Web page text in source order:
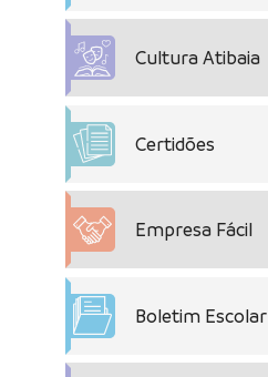
Cultura Atibaia
Certidões
Empresa Fácil
Boletim Escolar